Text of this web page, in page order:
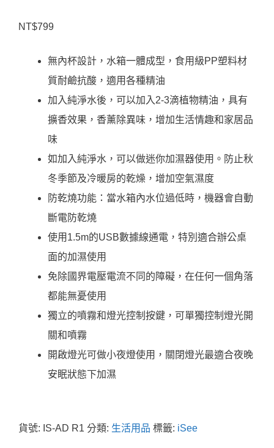
NT$799
無內杯設計，水箱一體成型，食用級PP塑料材
質耐鹼抗酸，適用各種精油
加入純淨水後，可以加入2-3滴植物精油，具有
擴香效果，香薰除異味，增加生活情趣和家居品
味
如加入純淨水，可以做迷你加濕器使用。防止秋
冬季節及冷暖房的乾燥，增加空氣濕度
防乾燒功能：當水箱內水位過低時，機器會自動
斷電防乾燒
使用1.5m的USB數據線通電，特別適合辦公桌
面的加濕使用
免除國界電壓電流不同的障礙，在任何一個角落
都能無憂使用
獨立的噴霧和燈光控制按鍵，可單獨控制燈光開
關和噴霧
開啟燈光可做小夜燈使用，關閉燈光最適合夜晚
安眠狀態下加濕
貨號: IS-AD R1 分類: 生活用品 標籤: iSee